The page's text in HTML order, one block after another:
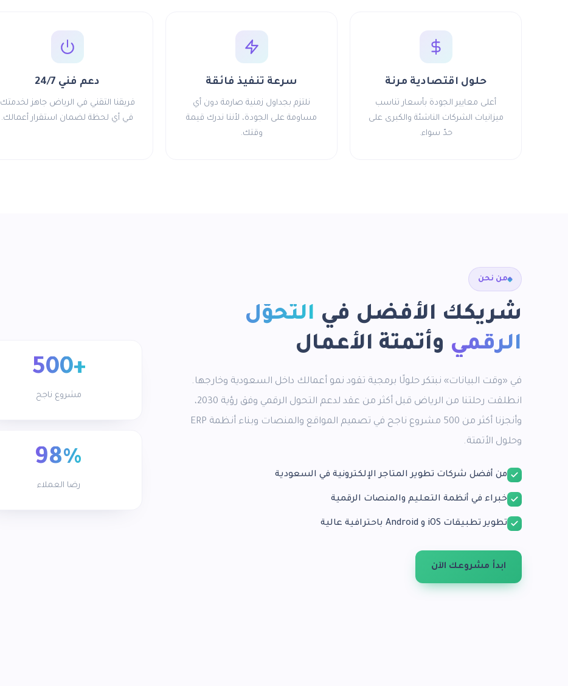
حلول اقتصادية مرنة
أعلى معايير الجودة بأسعار تناسب
ميزانيات الشركات الناشئة والكبرى على
حدّ سواء.
سرعة تنفيذ فائقة
نلتزم بجداول زمنية صارمة دون أي
مساومة على الجودة، لأننا ندرك قيمة
وقتك.
دعم فني 24/7
فريقنا التقني في الرياض جاهز لخدمتك
في أي لحظة لضمان استقرار أعمالك.
من نحن
شريكك الأفضل في التحوّل
الرقمي وأتمتة الأعمال
في «وقت البيانات» نبتكر حلولًا برمجية تقود نمو أعمالك داخل السعودية وخارجها.
انطلقت رحلتنا من الرياض قبل أكثر من عقد لدعم التحول الرقمي وفق رؤية 2030،
وأنجزنا أكثر من 500 مشروع ناجح في تصميم المواقع والمنصات وبناء أنظمة ERP
وحلول الأتمتة.
من أفضل شركات تطوير المتاجر الإلكترونية في السعودية
خبراء في أنظمة التعليم والمنصات الرقمية
تطوير تطبيقات iOS و Android باحترافية عالية
ابدأ مشروعك الآن
+500
مشروع ناجح
98%
رضا العملاء